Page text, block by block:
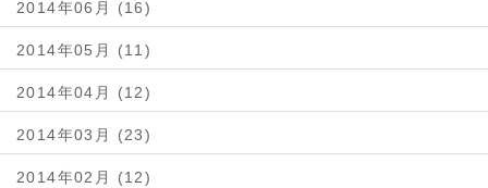
2014年06月 (16)
2014年05月 (11)
2014年04月 (12)
2014年03月 (23)
2014年02月 (12)